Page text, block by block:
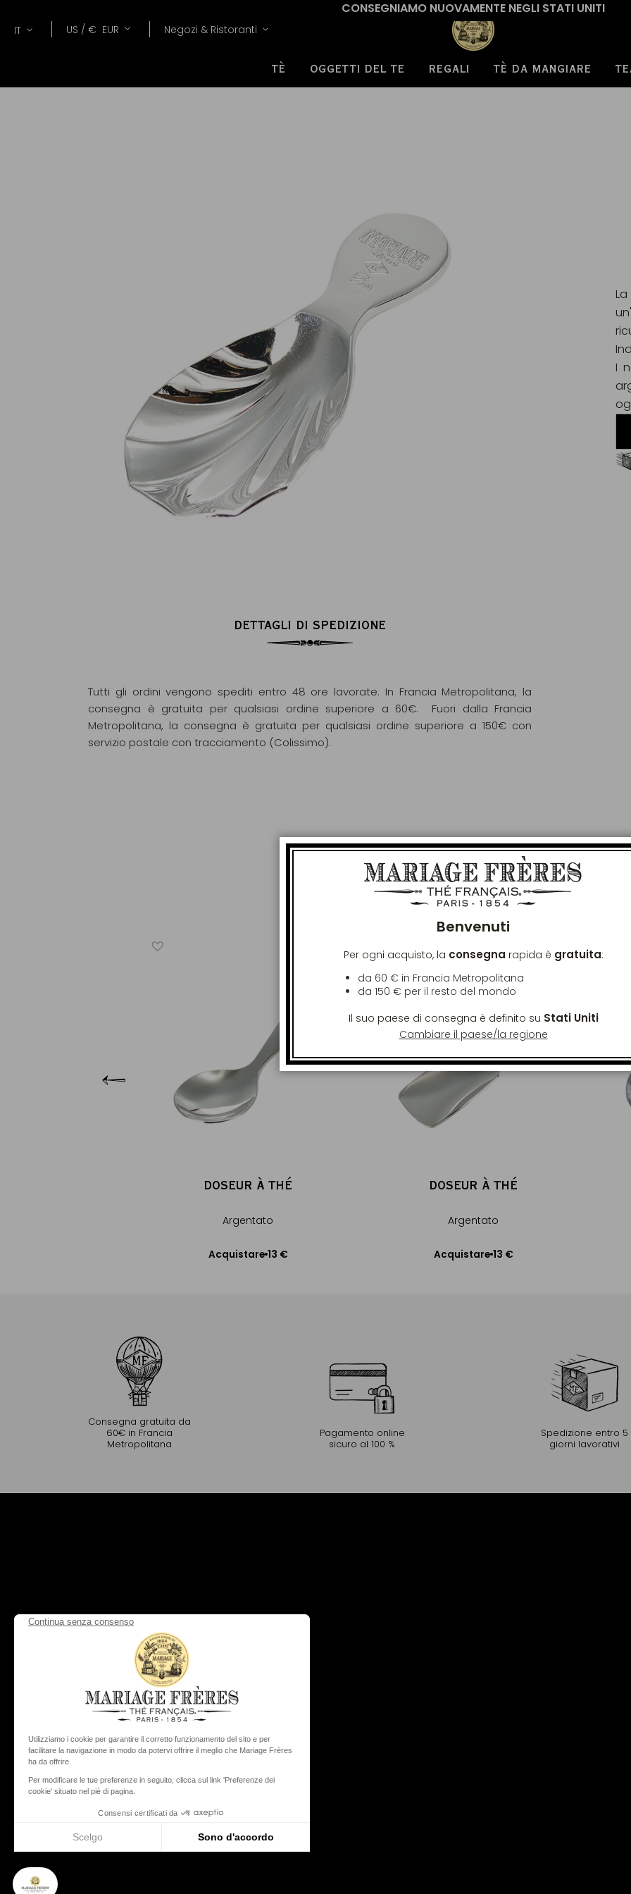
CONSEGNIAMO NUOVAMENTE NEGLI STATI UNITI
Lang
IT Valuta
US / € EUR Negozi & Ristoranti
TÈ OGGETTI DEL TE REGALI TÈ DA MANGIARE
Pagamento online sicuro al 100 %
(MasterCard, CB, Visa, PayPal)
I
DETTAGLI DI SPEDIZIONE
Tutti gli ordini vengono spediti entro 48 ore lavorate. In Francia Metropolitana, la
consegna è gratuita per qualsiasi ordine superiore a 60€. Fuori dalla Francia
Metropolitana, la consegna è gratuita per qualsiasi ordine superiore a 150€ con
servizio postale con tracciamento (Colissimo).
LE PIACERÀ ANCHE
DOSEUR À THÉ
Argentato
Acquistare 13 €
DOSEUR À THÉ
Argentato
Acquistare 13 €
Consegna gratuita da
60€ in Francia
Metropolitana
Pagamento online
sicuro al 100 %
Spedizione entro 5
giorni lavorativi
Benvenuti
Per ogni acquisto, la consegna rapida è gratuita:
da 60 € in Francia Metropolitana
da 150 € per il resto del mondo
Il suo paese di consegna è definito su Stati Uniti
Cambiare il paese/la regione